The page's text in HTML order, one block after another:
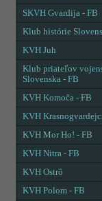
SKVH Gvardija - FB
Klub histórie
KVH Juh
Klub priateľov
Slovenska - FB
KVH Komoča - FB
KVH
KVH Mor Ho! - FB
KVH Nitra - FB
KVH Ostrô
KVH Polom - FB